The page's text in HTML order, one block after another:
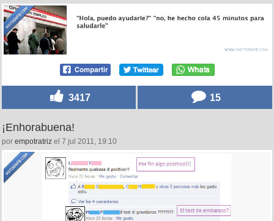
3417 15
¡Enhorabuena!
por empotratriz el 7 jul 2011, 19:10